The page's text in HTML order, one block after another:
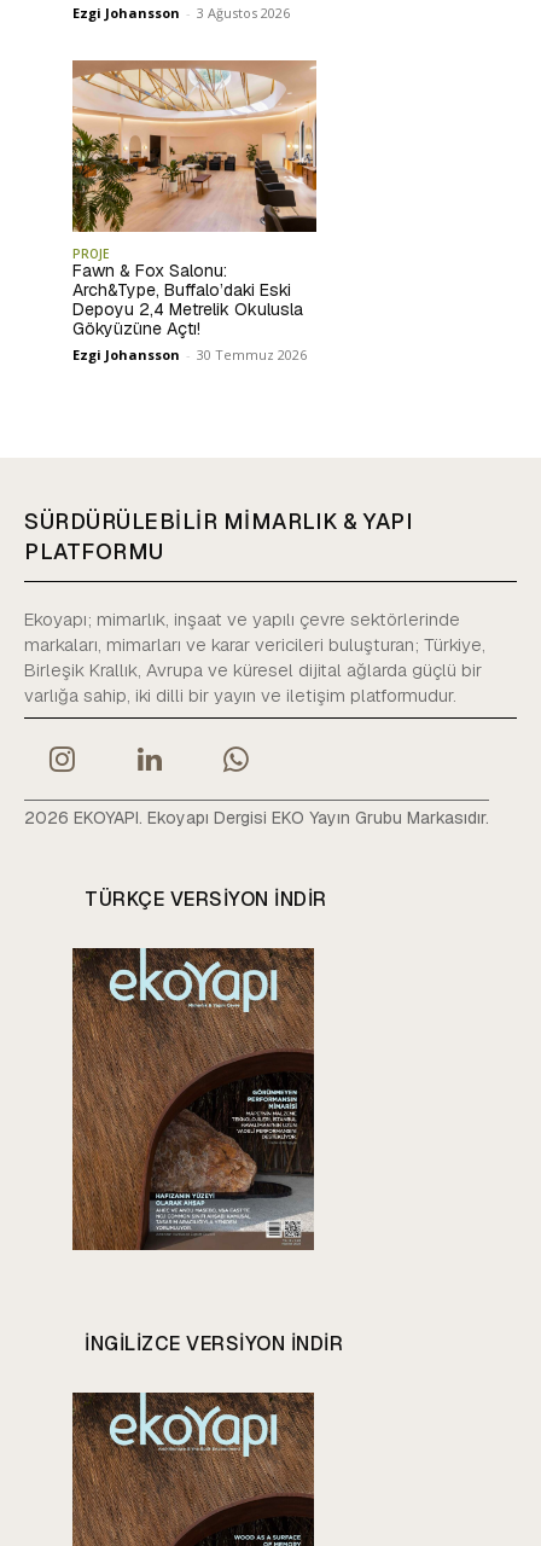
Ezgi Johansson - 3 Ağustos 2026
PROJE
Fawn & Fox Salonu:
Arch&Type, Buffalo’daki Eski
Depoyu 2,4 Metrelik Okulusla
Gökyüzüne Açtı!
Ezgi Johansson - 30 Temmuz 2026
SÜRDÜRÜLEBİLİR MİMARLIK & YAPI
PLATFORMU
Ekoyapı; mimarlık, inşaat ve yapılı çevre sektörlerinde
markaları, mimarları ve karar vericileri buluşturan; Türkiye,
Birleşik Krallık, Avrupa ve küresel dijital ağlarda güçlü bir
varlığa sahip, iki dilli bir yayın ve iletişim platformudur.
2026 EKOYAPI. Ekoyapı Dergisi EKO Yayın Grubu Markasıdır.
TÜRKÇE VERSIYON INDIR
INGILIZCE VERSIYON INDIR